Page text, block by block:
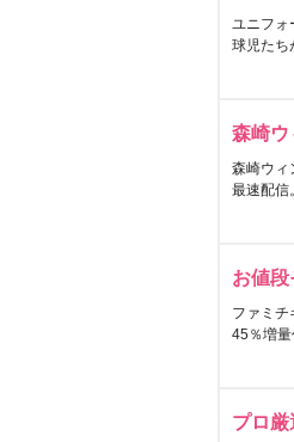
ユニフォ
球児たち
森崎ウ
森崎ウィ
最速配信
お値
ファミチ
45％増量
プロ